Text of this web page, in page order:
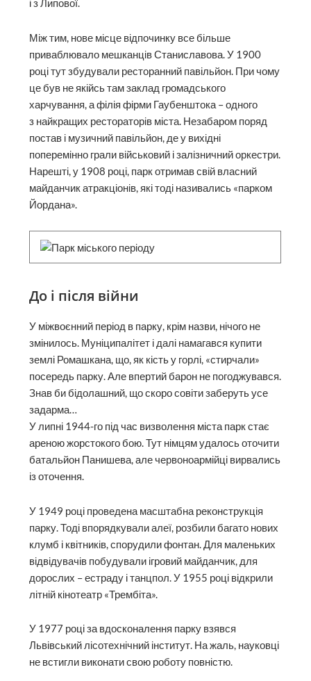
і з Липової.
Між тим, нове місце відпочинку все більше
приваблювало мешканців Станиславова. У 1900
році тут збудували ресторанний павільйон. При чому
це був не якійсь там заклад громадського
харчування, а філія фірми Гаубенштока – одного
з найкращих рестораторів міста. Незабаром поряд
постав і музичний павільйон, де у вихідні
поперемінно грали військовий і залізничний оркестри.
Нарешті, у 1908 році, парк отримав свій власний
майданчик атракціонів, які тоді називались «парком
Йордана».
До і після війни
У міжвоєнний період в парку, крім назви, нічого не
змінилось. Муніципалітет і далі намагався купити
землі Ромашкана, що, як кість у горлі, «стирчали»
посередь парку. Але впертий барон не погоджувався.
Знав би бідолаш­ний, що скоро совіти заберуть усе
задарма…
У липні 1944-го під час визволення міста парк стає
ареною жорстокого бою. Тут німцям удалось оточити
батальйон Панишева, але червоноармійці вирвались
із оточення.
У 1949 році проведена масштабна реконструкція
парку. Тоді впорядкували алеї, розбили багато нових
клумб і квітників, спорудили фонтан. Для маленьких
відвідувачів побудували ігровий майданчик, для
дорослих – естраду і танцпол. У 1955 році відкрили
літній кінотеатр «Трембіта».
У 1977 році за вдосконалення парку взявся
Львівський лісотехніч­ний інститут. На жаль, науковці
не встигли виконати свою роботу повністю.